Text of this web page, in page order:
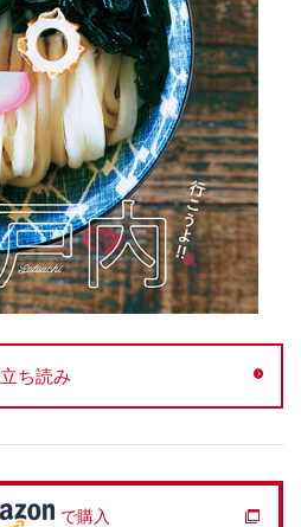
立ち読み
で購入